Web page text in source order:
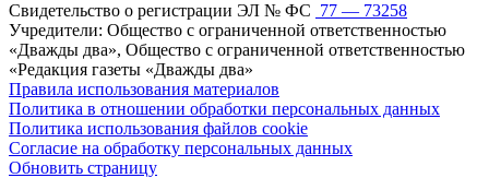
Свидетельство о регистрации ЭЛ № ФС 77 — 73258
Учредители: Общество с ограниченной ответственностью
«Дважды два», Общество с ограниченной ответственностью
«Редакция газеты «Дважды два»
Правила использования материалов
Политика в отношении обработки персональных данных
Политика использования файлов cookie
Согласие на обработку персональных данных
Обновить страницу